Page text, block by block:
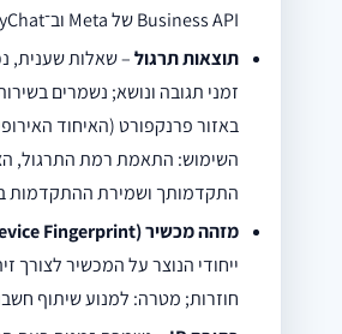
Business API של Meta וב־ManyChat.
תוצאות תרגול– שאלות שענית,
באזור פרנקפורט (האיחוד
השימוש: התאמת רמת התרגול,
התקדמותך ושמירת ההתקדמות
מזהה מכשיר (Device Fingerprint)
ייחודי הנוצר על המכשיר לצורך
חוזרות; מטרה: למנוע שיתוף